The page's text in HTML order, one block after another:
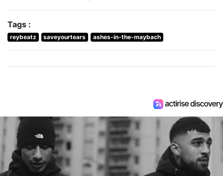
Tags :
reybeatz saveyourtears ashes-in-the-maybach